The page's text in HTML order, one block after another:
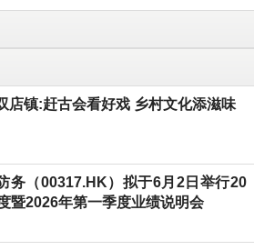
店镇:赶古会看好戏 乡村文化添滋味
务（00317.HK）拟于6月2日举行20
暨2026年第一季度业绩说明会